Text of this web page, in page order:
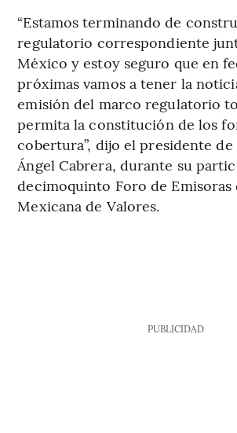
“Estamos terminando de
regulatorio correspondiente
México y estoy seguro que en
próximas vamos a tener la
emisión del marco regulatorio
permita la constitución de los
cobertura”, dijo el presidente de
Ángel Cabrera, durante su
decimoquinto Foro de Emisoras
Mexicana de Valores.
PUBLICIDAD